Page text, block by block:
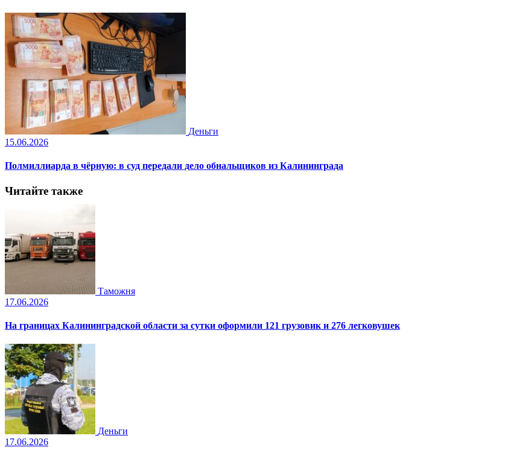
Деньги
15.06.2026
Полмиллиарда в чёрную: в суд передали дело обнальщиков из Калининграда
Читайте также
Таможня
17.06.2026
На границах Калининградской области за сутки оформили 121 грузовик и 276 легковушек
Деньги
17.06.2026